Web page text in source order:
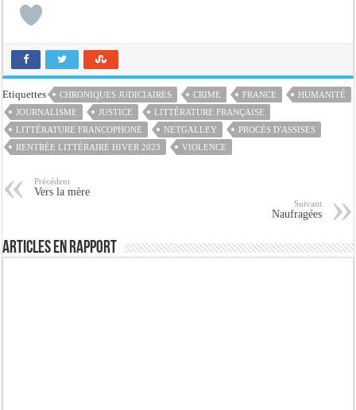
Etiquettes CHRONIQUES JUDICIAIRES CRIME FRANCE
HUMANITÉ
JOURNALISME
JUSTICE
LITTÉRATURE FRANÇAISE
LITTÉRATURE FRANCOPHONE
NETGALLEY
PROCÈS D'ASSISES
RENTRÉE LITTÉRAIRE HIVER 2023
VIOLENCE
Précédent
Vers la mère
Suivant
Naufragées
Articles en rapport